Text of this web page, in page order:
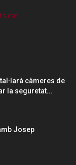
càmeres de
la seguretat...
Josep